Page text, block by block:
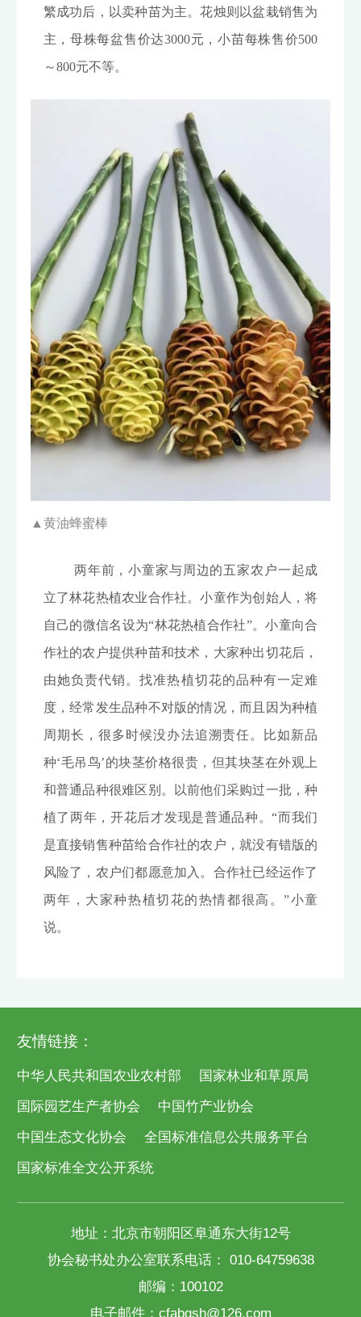
繁成功后，以卖种苗为主。花烛则以盆栽销售为
主，母株每盆售价达3000元，小苗每株售价500
～800元不等。
▲ 黄油蜂蜜棒
两年前，小童家与周边的五家农户一起成
立了林花热植农业合作社。小童作为创始人，将
自己的微信名设为“林花热植合作社”。小童向合
作社的农户提供种苗和技术，大家种出切花后，
由她负责代销。找准热植切花的品种有一定难
度，经常发生品种不对版的情况，而且因为种植
周期长，很多时候没办法追溯责任。比如新品
种‘毛吊鸟’的块茎价格很贵，但其块茎在外观上
和普通品种很难区别。以前他们采购过一批，种
植了两年，开花后才发现是普通品种。“而我们
是直接销售种苗给合作社的农户，就没有错版的
风险了，农户们都愿意加入。合作社已经运作了
两年，大家种热植切花的热情都很高。”小童
说。
友情链接：
中华人民共和国农业农村部
国家林业和草原局
国际园艺生产者协会
中国竹产业协会
中国生态文化协会
全国标准信息公共服务平台
国家标准全文公开系统
地址：北京市朝阳区阜通东大街12号
协会秘书处办公室联系电话： 010-64759638
邮编：100102
电子邮件：cfabgsh@126.com